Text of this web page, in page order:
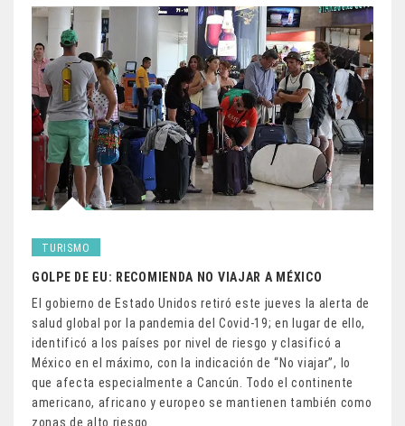
TURISMO
GOLPE DE EU: RECOMIENDA NO VIAJAR A MÉXICO
El gobierno de Estado Unidos retiró este jueves la alerta de
salud global por la pandemia del Covid-19; en lugar de ello,
identificó a los países por nivel de riesgo y clasificó a
México en el máximo, con la indicación de “No viajar”, lo
que afecta especialmente a Cancún. Todo el continente
americano, africano y europeo se mantienen también como
zonas de alto riesgo.